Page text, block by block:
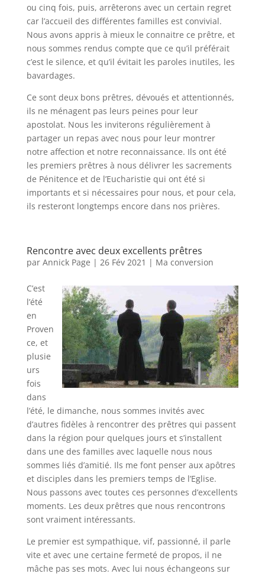
ou cinq fois, puis, arrêterons avec un certain regret
car l’accueil des différentes familles est convivial.
Nous avons appris à mieux le connaitre ce prêtre, et
nous sommes rendus compte que ce qu’il préférait
c’est le silence, et qu’il évitait les paroles inutiles, les
bavardages.
Ce sont deux bons prêtres, dévoués et attentionnés,
ils ne ménagent pas leurs peines pour leur
apostolat. Nous les inviterons régulièrement à
partager un repas avec nous pour leur montrer
notre affection et notre reconnaissance. Ils ont été
les premiers prêtres à nous délivrer les sacrements
de Pénitence et de l’Eucharistie qui ont été si
importants et si nécessaires pour nous, et pour cela,
ils resteront longtemps encore dans nos prières.
Rencontre avec deux excellents prêtres
par Annick Page | 26 Fév 2021 | Ma conversion
C’est
l’été
en
Proven
ce, et
plusie
urs
fois
dans
l’été, le dimanche, nous sommes invités avec
d’autres fidèles à rencontrer des prêtres qui passent
dans la région pour quelques jours et s’installent
dans une des familles avec laquelle nous nous
sommes liés d’amitié. Ils me font penser aux apôtres
et disciples dans les premiers temps de l’Eglise.
Nous passons avec toutes ces personnes d’excellents
moments. Les deux prêtres que nous rencontrons
sont vraiment intéressants.
Le premier est sympathique, vif, passionné, il parle
vite et avec une certaine fermeté de propos, il ne
mâche pas ses mots. Avec lui nous échangeons sur